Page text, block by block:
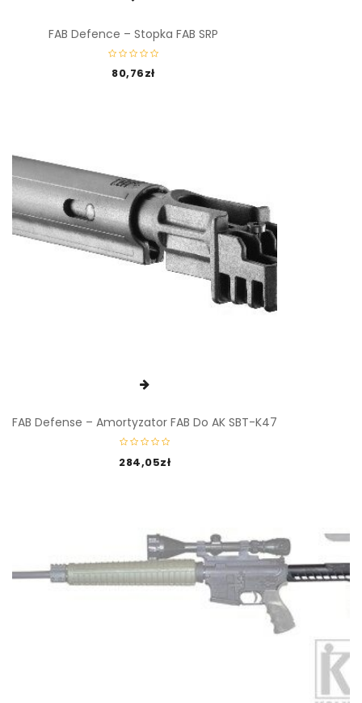
FAB Defence – Stopka FAB SRP
80,76zł
FAB Defense – Amortyzator FAB Do AK SBT-K47
284,05zł